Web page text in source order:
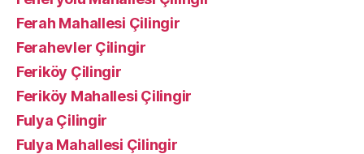
Ferah Mahallesi Çilingir
Ferahevler Çilingir
Feriköy Çilingir
Feriköy Mahallesi Çilingir
Fulya Çilingir
Fulya Mahallesi Çilingir